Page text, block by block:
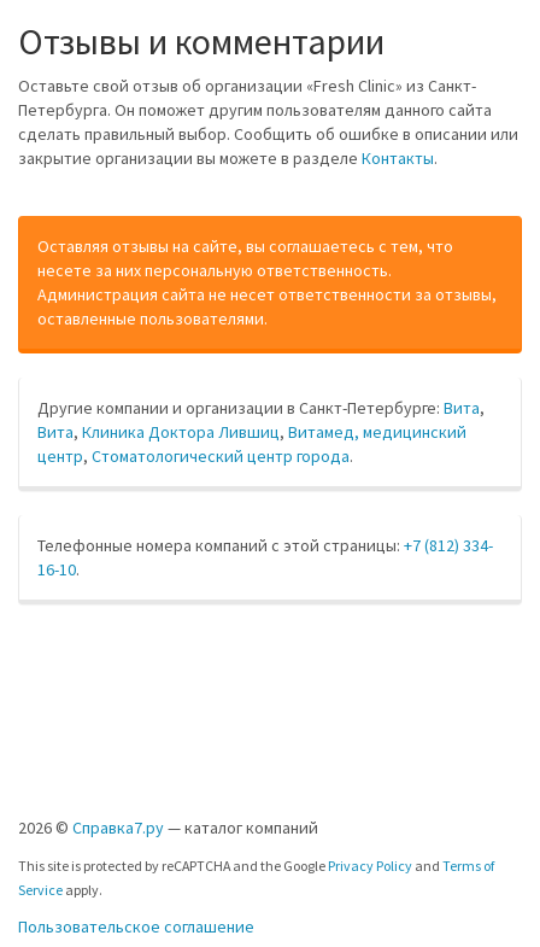
Отзывы и комментарии
Оставьте свой отзыв об организации «Fresh Clinic» из Санкт-
Петербурга. Он поможет другим пользователям данного сайта
сделать правильный выбор. Сообщить об ошибке в описании или
закрытие организации вы можете в разделе Контакты.
Оставляя отзывы на сайте, вы соглашаетесь с тем, что
несете за них персональную ответственность.
Администрация сайта не несет ответственности за отзывы,
оставленные пользователями.
Другие компании и организации в Санкт-Петербурге: Вита,
Вита, Клиника Доктора Лившиц, Витамед, медицинский
центр, Стоматологический центр города.
Телефонные номера компаний с этой страницы: +7 (812) 334-
16-10.
2026 © Справка7.ру— каталог компаний
This site is protected by reCAPTCHA and the Google Privacy Policy and Terms of
Service apply.
Пользовательское соглашение